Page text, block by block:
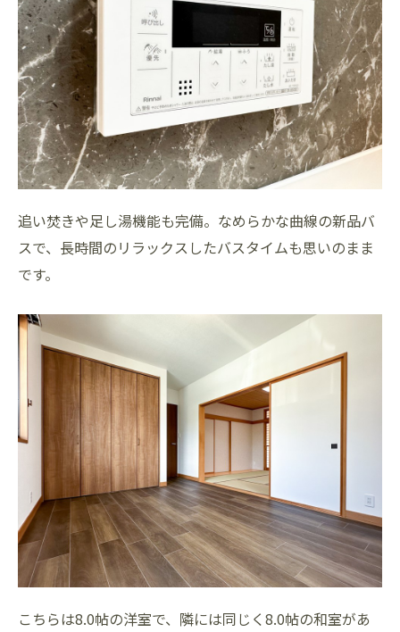
追い焚きや足し湯機能も完備。なめらかな曲線の新品バ
スで、長時間のリラックスしたバスタイムも思いのまま
です。
こちらは8.0帖の洋室で、隣には同じく8.0帖の和室があ